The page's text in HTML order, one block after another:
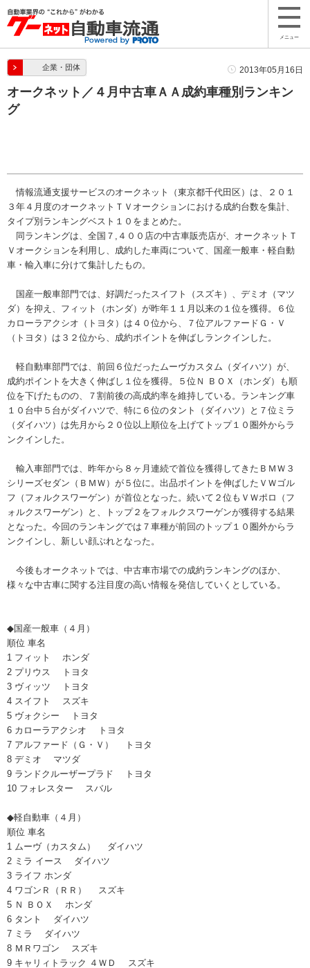
メニュー
企業・団体 2013年05月16日
オークネット／４月中古車ＡＡ成約車種別ランキン
グ
情報流通支援サービスのオークネット（東京都千代田区）は、２０１
３年４月度のオークネットＴＶオークションにおける成約台数を集計、
タイプ別ランキングベスト１０をまとめた。
同ランキングは、全国７,４００店の中古車販売店が、オークネットＴ
Ｖオークションを利用し、成約した車両について、国産一般車・軽自動
車・輸入車に分けて集計したもの。
国産一般車部門では、好調だったスイフト（スズキ）、デミオ（マツ
ダ）を抑え、フィット（ホンダ）が昨年１１月以来の１位を獲得。６位
カローラアクシオ（トヨタ）は４０位から、７位アルファードＧ・Ｖ
（トヨタ）は３２位から、成約ポイントを伸ばしランクインした。
軽自動車部門では、前回６位だったムーヴカスタム（ダイハツ）が、
成約ポイントを大きく伸ばし１位を獲得。５位Ｎ ＢＯＸ（ホンダ）も順
位を下げたものの、７割前後の高成約率を維持している。ランキング車
１０台中５台がダイハツで、特に６位のタント（ダイハツ）と７位ミラ
（ダイハツ）は先月から２０位以上順位を上げてトップ１０圏外からラ
ンクインした。
輸入車部門では、昨年から８ヶ月連続で首位を獲得してきたＢＭＷ３
シリーズセダン（ＢＭＷ）が５位に。出品ポイントを伸ばしたＶＷゴル
フ（フォルクスワーゲン）が首位となった。続いて２位もＶＷポロ（フ
ォルクスワーゲン）と、トップ２をフォルクスワーゲンが獲得する結果
となった。今回のランキングでは７車種が前回のトップ１０圏外からラ
ンクインし、新しい顔ぶれとなった。
今後もオークネットでは、中古車市場での成約ランキングのほか、
様々な中古車に関する注目度の高い情報を発信していくとしている。
◆国産一般車（４月）
順位 車名
1 フィット ホンダ
2 プリウス トヨタ
3 ヴィッツ トヨタ
4 スイフト スズキ
5 ヴォクシー トヨタ
6 カローラアクシオ トヨタ
7 アルファード（Ｇ・Ｖ） トヨタ
8 デミオ マツダ
9 ランドクルーザープラド トヨタ
10 フォレスター スバル
◆軽自動車（４月）
順位 車名
1 ムーヴ（カスタム） ダイハツ
2 ミラ イース ダイハツ
3 ライフ ホンダ
4 ワゴンＲ（ＲＲ） スズキ
5 Ｎ ＢＯＸ ホンダ
6 タント ダイハツ
7 ミラ ダイハツ
8 ＭＲワゴン スズキ
9 キャリィトラック ４ＷＤ スズキ